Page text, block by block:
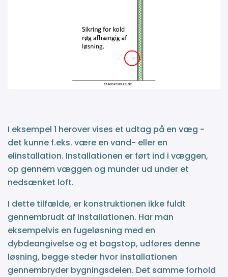
I eksempel 1 herover vises et udtag på en væg -
det kunne f.eks. være en vand- eller en
elinstallation. Installationen er ført ind i væggen,
op gennem væggen og munder ud under et
nedsænket loft.
I dette tilfælde, er konstruktionen ikke fuldt
gennembrudt af installationen. Har man
eksempelvis en fugeløsning med en
dybdeangivelse og et bagstop, udføres denne
løsning, begge steder hvor installationen
gennembryder bygningsdelen. Det samme forhold